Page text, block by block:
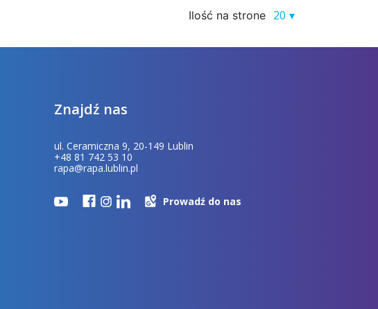
Ilość na strone 20
Znajdź nas
ul. Ceramiczna 9, 20-149 Lublin
+48 81 742 53 10
rapa@rapa.lublin.pl
Prowadź do nas